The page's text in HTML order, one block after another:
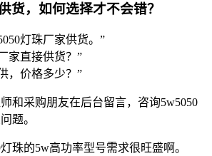
货，如何选择才不会错？
灯珠厂家供货。”
家直接供货？”
，价格多少？”
和采购朋友在后台留言，咨询5w5050
题。
珠的5w高功率型号需求很旺盛啊。